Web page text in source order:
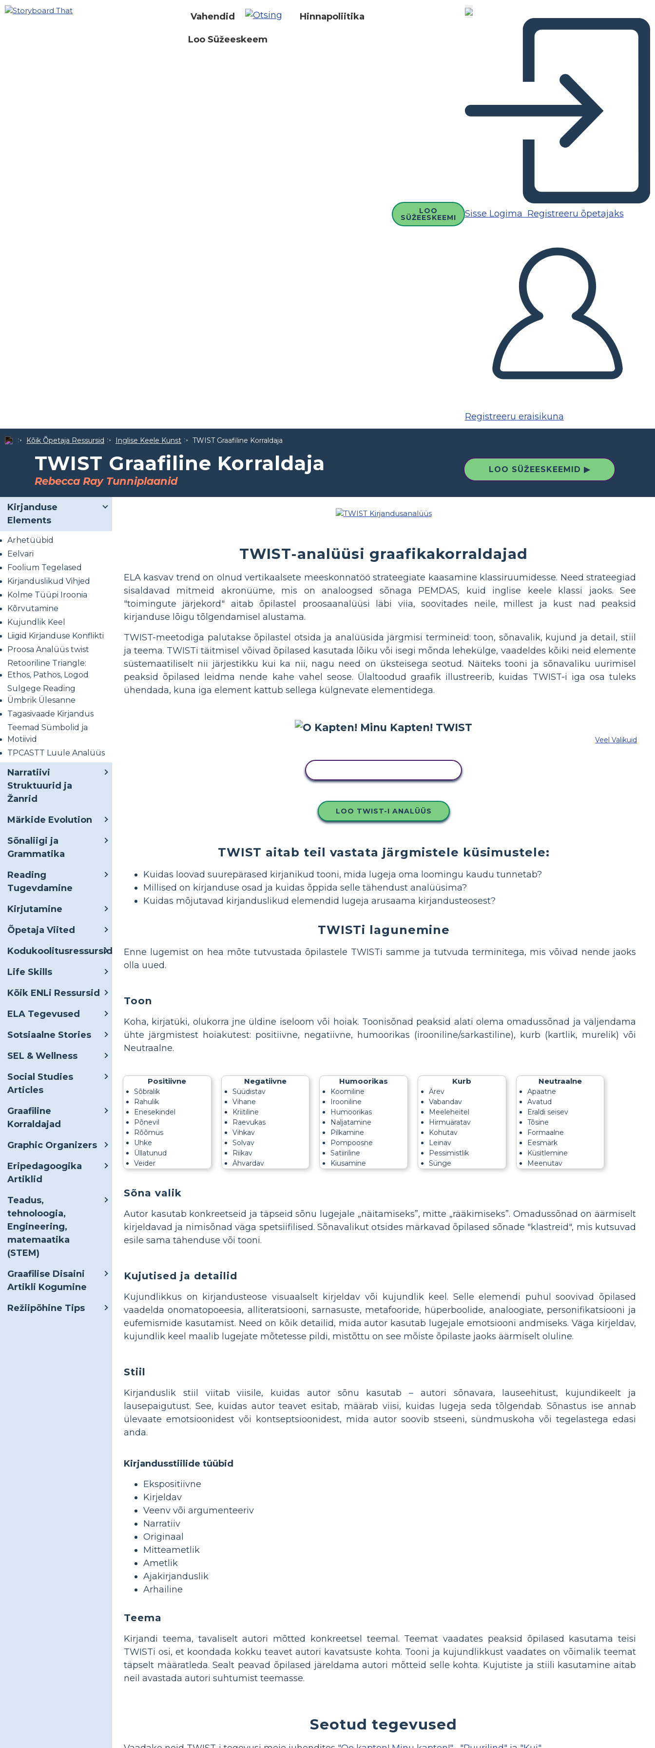
Vahendid Hinnapoliitika
Loo Süžeeskeem
LOO
SÜŽEESKEEMI Sisse Logima Registreeru õpetajaks
Registreeru eraisikuna
Kõik Õpetaja Ressursid Inglise Keele Kunst TWIST Graafiline Korraldaja
TWIST Graafiline Korraldaja
Rebecca Ray Tunniplaanid
LOO SÜŽEESKEEMID ▶
Kirjanduse
Elements
Arhetüübid
Eelvari
Foolium Tegelased
Kirjanduslikud Vihjed
Kolme Tüüpi Iroonia
Kõrvutamine
Kujundlik Keel
Liigid Kirjanduse Konflikti
Proosa Analüüs twist
Retooriline Triangle:
Ethos, Pathos, Logod
Sulgege Reading
Ümbrik Ülesanne
Tagasivaade Kirjandus
Teemad Sümbolid ja
Motiivid
TPCASTT Luule Analüüs
Narratiivi
Struktuurid ja
Žanrid
Märkide Evolution
Sõnaliigi ja
Grammatika
Reading
Tugevdamine
Kirjutamine
Õpetaja Viited
Kodukoolitusressursid
Life Skills
Kõik ENLi Ressursid
ELA Tegevused
Sotsiaalne Stories
SEL & Wellness
Social Studies
Articles
Graafiline
Korraldajad
Graphic Organizers
Eripedagoogika
Artiklid
Teadus,
tehnoloogia,
Engineering,
matemaatika
(STEM)
Graafilise Disaini
Artikli Kogumine
Režiipõhine Tips
TWIST-analüüsi graafikakorraldajad
ELA kasvav trend on olnud vertikaalsete meeskonnatöö strateegiate kaasamine klassiruumidesse. Need strateegiad
sisaldavad mitmeid akronüüme, mis on analoogsed sõnaga PEMDAS, kuid inglise keele klassi jaoks. See
"toimingute järjekord" aitab õpilastel proosaanalüüsi läbi viia, soovitades neile, millest ja kust nad peaksid
kirjanduse lõigu tõlgendamisel alustama.
TWIST-meetodiga palutakse õpilastel otsida ja analüüsida järgmisi termineid: toon, sõnavalik, kujund ja detail, stiil
ja teema. TWISTi täitmisel võivad õpilased kasutada lõiku või isegi mõnda lehekülge, vaadeldes kõiki neid elemente
süstemaatiliselt nii järjestikku kui ka nii, nagu need on üksteisega seotud. Näiteks tooni ja sõnavaliku uurimisel
peaksid õpilased leidma nende kahe vahel seose. Ülaltoodud graafik illustreerib, kuidas TWIST-i iga osa tuleks
ühendada, kuna iga element kattub sellega külgnevate elementidega.
Veel Valikuid
LOO TWIST-I ANALÜÜS
TWIST aitab teil vastata järgmistele küsimustele:
Kuidas loovad suurepärased kirjanikud tooni, mida lugeja oma loomingu kaudu tunnetab?
Millised on kirjanduse osad ja kuidas õppida selle tähendust analüüsima?
Kuidas mõjutavad kirjanduslikud elemendid lugeja arusaama kirjandusteosest?
TWISTi lagunemine
Enne lugemist on hea mõte tutvustada õpilastele TWISTi samme ja tutvuda terminitega, mis võivad nende jaoks
olla uued.
Toon
Koha, kirjatüki, olukorra jne üldine iseloom või hoiak. Toonisõnad peaksid alati olema omadussõnad ja väljendama
ühte järgmistest hoiakutest: positiivne, negatiivne, humoorikas (irooniline/sarkastiline), kurb (kartlik, murelik) või
Neutraalne.
Positiivne
Sõbralik
Rahulik
Enesekindel
Põnevil
Rõõmus
Uhke
Üllatunud
Veider
Negatiivne
Süüdistav
Vihane
Kriitiline
Raevukas
Vihkav
Solvav
Riikav
Ähvardav
Humoorikas
Koomiline
Irooniline
Humoorikas
Naljatamine
Pilkamine
Pompoosne
Satiiriline
Kiusamine
Kurb
Ärev
Vabandav
Meeleheitel
Hirmuäratav
Kohutav
Leinav
Pessimistlik
Sünge
Neutraalne
Apaatne
Avatud
Eraldi seisev
Tõsine
Formaalne
Eesmärk
Küsitlemine
Meenutav
Sõna valik
Autor kasutab konkreetseid ja täpseid sõnu lugejale „näitamiseks”, mitte „rääkimiseks”. Omadussõnad on äärmiselt
kirjeldavad ja nimisõnad väga spetsiifilised. Sõnavalikut otsides märkavad õpilased sõnade "klastreid", mis kutsuvad
esile sama tähenduse või tooni.
Kujutised ja detailid
Kujundlikkus on kirjandusteose visuaalselt kirjeldav või kujundlik keel. Selle elemendi puhul soovivad õpilased
vaadelda onomatopoeesia, alliteratsiooni, sarnasuste, metafooride, hüperboolide, analoogiate, personifikatsiooni ja
eufemismide kasutamist. Need on kõik detailid, mida autor kasutab lugejale emotsiooni andmiseks. Väga kirjeldav,
kujundlik keel maalib lugejate mõtetesse pildi, mistõttu on see mõiste õpilaste jaoks äärmiselt oluline.
Stiil
Kirjanduslik stiil viitab viisile, kuidas autor sõnu kasutab – autori sõnavara, lauseehitust, kujundikeelt ja
lausepaigutust. See, kuidas autor teavet esitab, määrab viisi, kuidas lugeja seda tõlgendab. Sõnastus ise annab
ülevaate emotsioonidest või kontseptsioonidest, mida autor soovib stseeni, sündmuskoha või tegelastega edasi
anda.
Kirjandusstiilide tüübid
Ekspositiivne
Kirjeldav
Veenv või argumenteeriv
Narratiiv
Originaal
Mitteametlik
Ametlik
Ajakirjanduslik
Arhailine
Teema
Kirjandi teema, tavaliselt autori mõtted konkreetsel teemal. Teemat vaadates peaksid õpilased kasutama teisi
TWISTi osi, et koondada kokku teavet autori kavatsuste kohta. Tooni ja kujundlikkust vaadates on võimalik teemat
täpselt määratleda. Sealt peavad õpilased järeldama autori mõtteid selle kohta. Kujutiste ja stiili kasutamine aitab
neil avastada autori suhtumist teemasse.
Seotud tegevused